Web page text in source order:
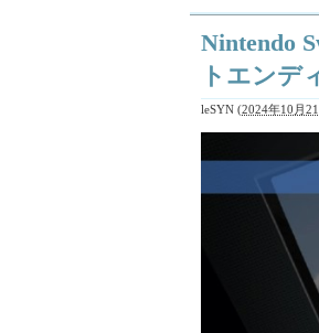
Nintendo
トエンデ
leSYN (2024年10月